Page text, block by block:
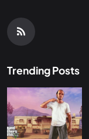
Trending Posts